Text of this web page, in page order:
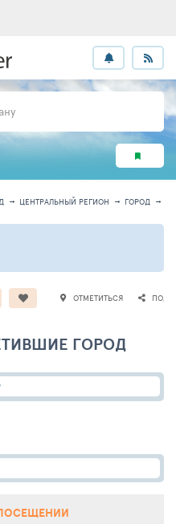
ЦЕНТРАЛЬНЫЙ РЕГИОН ГОРОД
ОТМЕТИТЬСЯ
ГОРОД